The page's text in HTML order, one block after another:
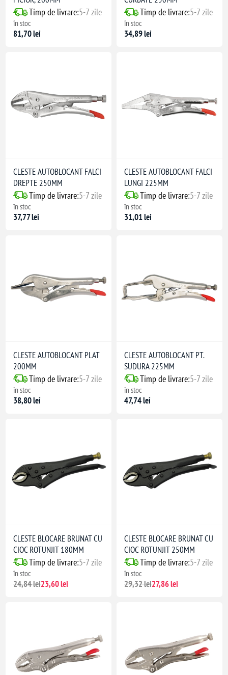
Timp de livrare:5-7 zile
în stoc
81,70 lei
Timp de livrare:5-7 zile
în stoc
34,89 lei
CLESTE AUTOBLOCANT FALCI
DREPTE 250MM
Timp de livrare:5-7 zile
în stoc
37,77 lei
CLESTE AUTOBLOCANT FALCI
LUNGI 225MM
Timp de livrare:5-7 zile
în stoc
31,01 lei
CLESTE AUTOBLOCANT PLAT
200MM
Timp de livrare:5-7 zile
în stoc
38,80 lei
CLESTE AUTOBLOCANT PT.
SUDURA 225MM
Timp de livrare:5-7 zile
în stoc
47,74 lei
CLESTE BLOCARE BRUNAT CU
CIOC ROTUNJIT 180MM
Timp de livrare:5-7 zile
în stoc
24,84 lei23,60 lei
CLESTE BLOCARE BRUNAT CU
CIOC ROTUNJIT 250MM
Timp de livrare:5-7 zile
în stoc
29,32 lei27,86 lei